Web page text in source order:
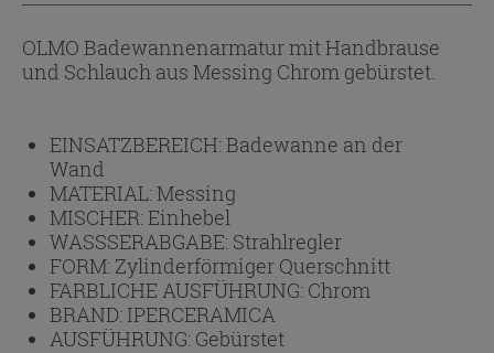
OLMO Badewannenarmatur mit Handbrause
und Schlauch aus Messing Chrom gebürstet.
EINSATZBEREICH:Badewanne an der
Wand
MATERIAL:Messing
MISCHER:Einhebel
WASSSERABGABE: Strahlregler
FORM: Zylinderförmiger Querschnitt
FARBLICHE AUSFÜHRUNG: Chrom
BRAND: IPERCERAMICA
AUSFÜHRUNG: Gebürstet